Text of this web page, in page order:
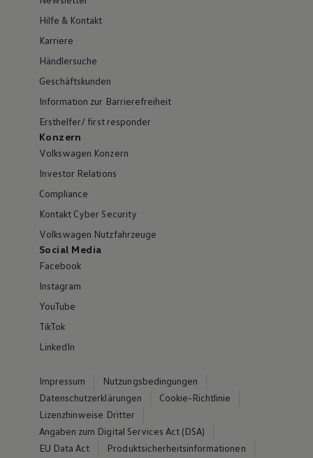
Hilfe & Kontakt
Karriere
Händlersuche
Geschäftskunden
Information zur Barrierefreiheit
Ersthelfer/ first responder
Konzern
Volkswagen Konzern
Investor Relations
Compliance
Kontakt Cyber Security
Volkswagen Nutzfahrzeuge
Social Media
Facebook
Instagram
YouTube
TikTok
LinkedIn
Impressum
Nutzungsbedingungen
Datenschutzerklärungen
Cookie-Richtlinie
Lizenzhinweise Dritter
Angaben zum Digital Services Act (DSA)
EU Data Act
Produktsicherheitsinformationen